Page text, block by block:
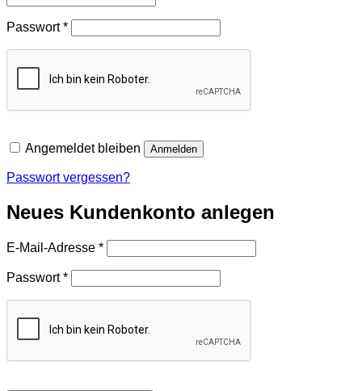
Passwort*Erforderlich
Angemeldet bleiben Anmelden
Passwort vergessen?
Neues Kundenkonto anlegen
E-Mail-Adresse *Erforderlich
Passwort*Erforderlich